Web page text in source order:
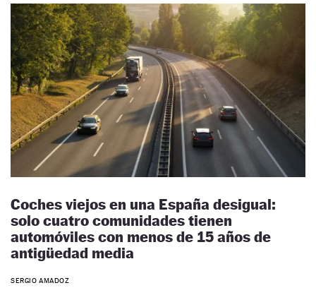
Coches viejos en una España desigual:
solo cuatro comunidades tienen
automóviles con menos de 15 años de
antigüedad media
SERGIO AMADOZ